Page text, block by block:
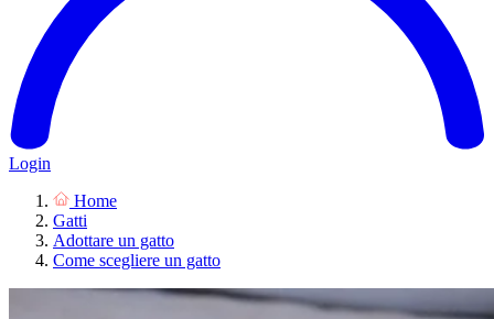
Login
Home
Gatti
Adottare un gatto
Come scegliere un gatto